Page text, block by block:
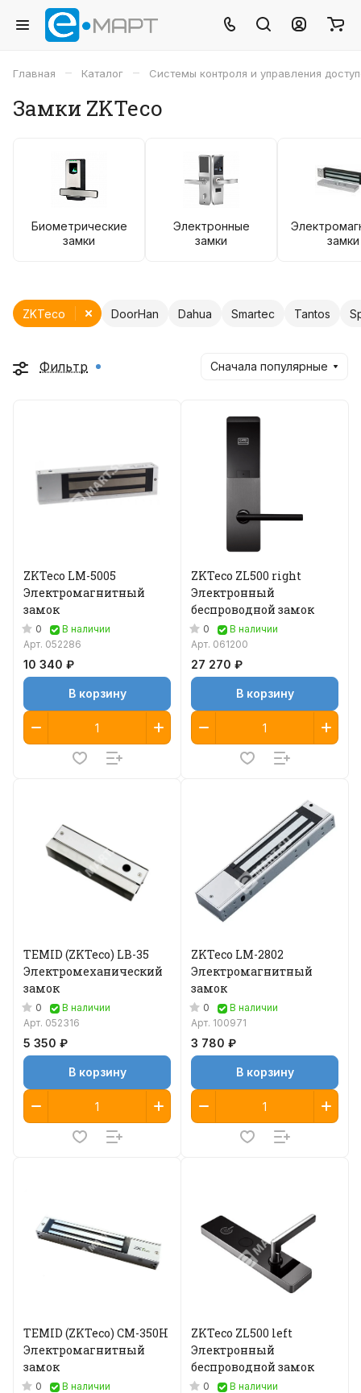
Главная – Каталог – Системы контроля и управления
Замки ZKTeco
Биометрические
замки
Электронные
замки
замки
DoorHan Dahua Smartec
ZKTeco Tantos
Фильтр Сначала популярные
ZKTeco LM-5005
Электромагнитный
замок
0
В наличии
Арт. 052286
10 340 ₽
В корзину
ZKTeco ZL500 right
Электронный
беспроводной замок
0
В наличии
Арт. 061200
27 270 ₽
В корзину
TEMID (ZKTeco) LB-35
Электромеханический
замок
0
В наличии
Арт. 052316
5 350 ₽
В корзину
ZKTeco LM-2802
Электромагнитный
замок
0
В наличии
Арт. 100971
3 780 ₽
В корзину
TEMID (ZKTeco) CM-350H
Электромагнитный
замок
0
В наличии
ZKTeco ZL500 left
Электронный
беспроводной замок
0
В наличии